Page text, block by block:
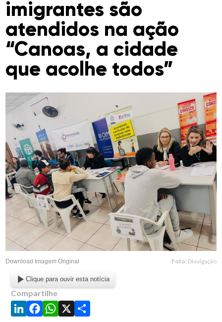
imigrantes são
atendidos na ação
“Canoas, a cidade
que acolhe todos”
Download Imagem Original Foto: Divulgação
Clique para ouvir esta notícia
Compartilhe
LinkedIn
Facebook
WhatsApp
X Share